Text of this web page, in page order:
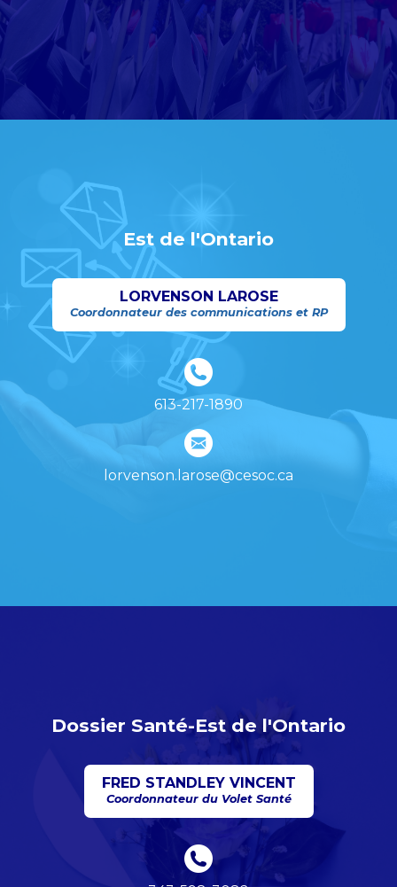
Est de l'Ontario
LORVENSON LAROSE
Coordonnateur des communications et RP
613-217-1890
lorvenson.larose@cesoc.ca
Dossier Santé-Est de l'Ontario
FRED STANDLEY VINCENT
Coordonnateur du Volet Santé